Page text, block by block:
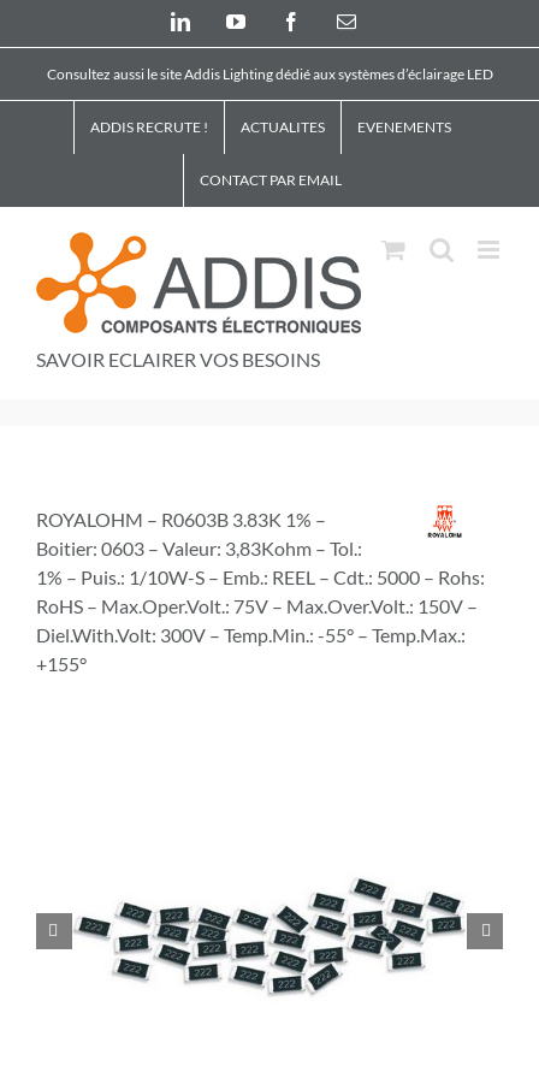
LinkedInYouTube FacebookEmail
Consultez aussi le site Addis Lighting dédié aux systèmes d’éclairage LED
ADDIS RECRUTE ! ACTUALITES EVENEMENTS
CONTACT PAR EMAIL
SAVOIR ECLAIRER VOS BESOINS
ROYALOHM – R0603B 3.83K 1% –
Boitier: 0603 – Valeur: 3,83Kohm – Tol.:
1% – Puis.: 1/10W-S – Emb.: REEL – Cdt.: 5000 – Rohs:
RoHS – Max.Oper.Volt.: 75V – Max.Over.Volt.: 150V –
Diel.With.Volt: 300V – Temp.Min.: -55° – Temp.Max.:
+155°
 